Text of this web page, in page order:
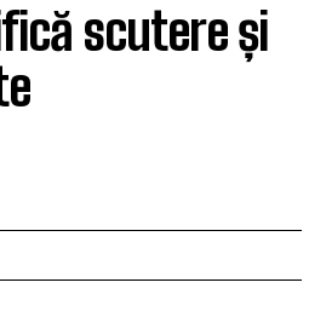
scutere și